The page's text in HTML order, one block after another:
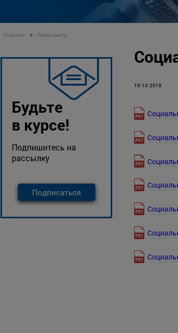
Главная Пресс-центр
Будьте
в курсе!
Подпишитесь на
рассылку
Подписаться
19.10.2018